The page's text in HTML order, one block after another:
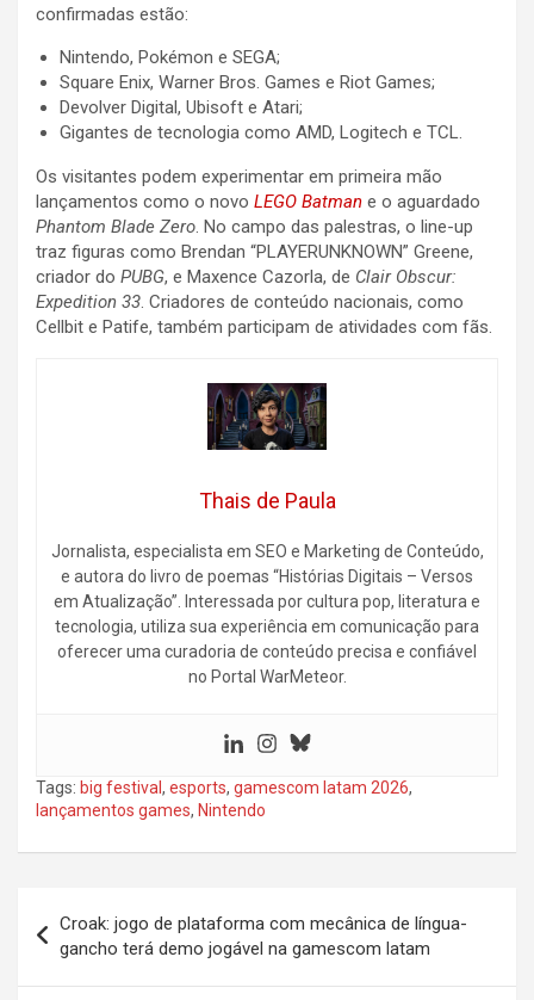
confirmadas estão:
Nintendo, Pokémon e SEGA;
Square Enix, Warner Bros. Games e Riot Games;
Devolver Digital, Ubisoft e Atari;
Gigantes de tecnologia como AMD, Logitech e TCL.
Os visitantes podem experimentar em primeira mão
lançamentos como o novo LEGO Batman e o aguardado
Phantom Blade Zero. No campo das palestras, o line-up
traz figuras como Brendan “PLAYERUNKNOWN” Greene,
criador do PUBG, e Maxence Cazorla, de Clair Obscur:
Expedition 33. Criadores de conteúdo nacionais, como
Cellbit e Patife, também participam de atividades com fãs.
Thais de Paula
Jornalista, especialista em SEO e Marketing de Conteúdo,
e autora do livro de poemas “Histórias Digitais – Versos
em Atualização”. Interessada por cultura pop, literatura e
tecnologia, utiliza sua experiência em comunicação para
oferecer uma curadoria de conteúdo precisa e confiável
no Portal WarMeteor.
Tags: big festival , esports, gamescom latam 2026,
lançamentos games, Nintendo
de
Post
Croak: jogo de plataforma com mecânica de língua-
gancho terá demo jogável na gamescom latam